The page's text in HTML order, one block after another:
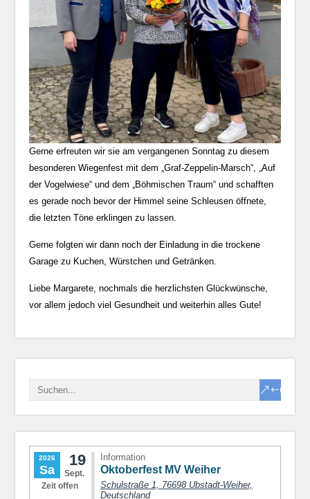
Gerne erfreuten wir sie am vergangenen Sonntag zu diesem
besonderen Wiegenfest mit dem „Graf-Zeppelin-Marsch“, „Auf
der Vogelwiese“ und dem „Böhmischen Traum“ und schafften
es gerade noch bevor der Himmel seine Schleusen öffnete,
die letzten Töne erklingen zu lassen.
Gerne folgten wir dann noch der Einladung in die trockene
Garage zu Kuchen, Würstchen und Getränken.
Liebe Margarete, nochmals die herzlichsten Glückwünsche,
vor allem jedoch viel Gesundheit und weiterhin alles Gute!